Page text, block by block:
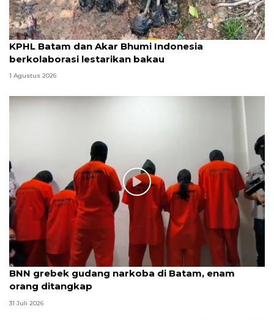
KPHL Batam dan Akar Bhumi Indonesia
berkolaborasi lestarikan bakau
1 Agustus 2026
BNN grebek gudang narkoba di Batam, enam
orang ditangkap
31 Juli 2026